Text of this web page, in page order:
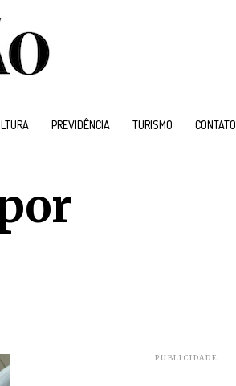
PREVIDÊNCIA TURISMO CONTATO
PUBLICIDADE